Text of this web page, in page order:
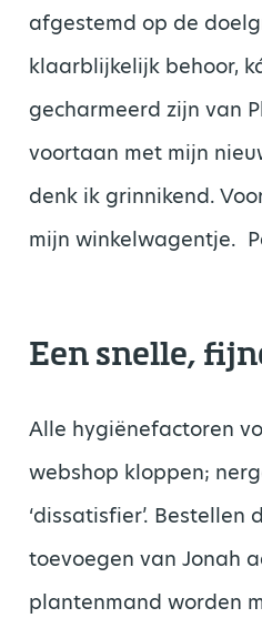
afgestemd op de
klaarblijkelijk behoor,
gecharmeerd zijn van
voortaan met mijn
denk ik grinnikend.
mijn winkelwagentje.
Een snelle,
Alle hygiënefactoren
webshop kloppen;
‘dissatisfier’. Bestellen
toevoegen van Jonah
plantenmand worden